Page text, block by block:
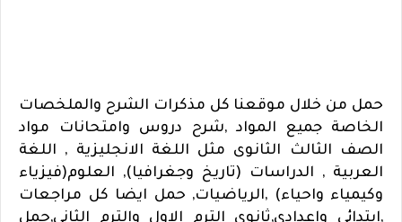
حمل من خلال موقعنا كل مذكرات الشرح والملخصات
الخاصةجميع المواد ,شرح دروس وامتحانات مواد
الصف الثالث الثانوى مثل اللغة الانجليزية , اللغة
العربية , الدراسات (تاريخ وجغرافيا), العلوم(فيزياء
وكيمياء واحياء) ,الرياضيات, حمل ايضا كل مراجعات
,ابتدائى واعدادى,ثانوى الترم الاول والترم الثانى,حمل